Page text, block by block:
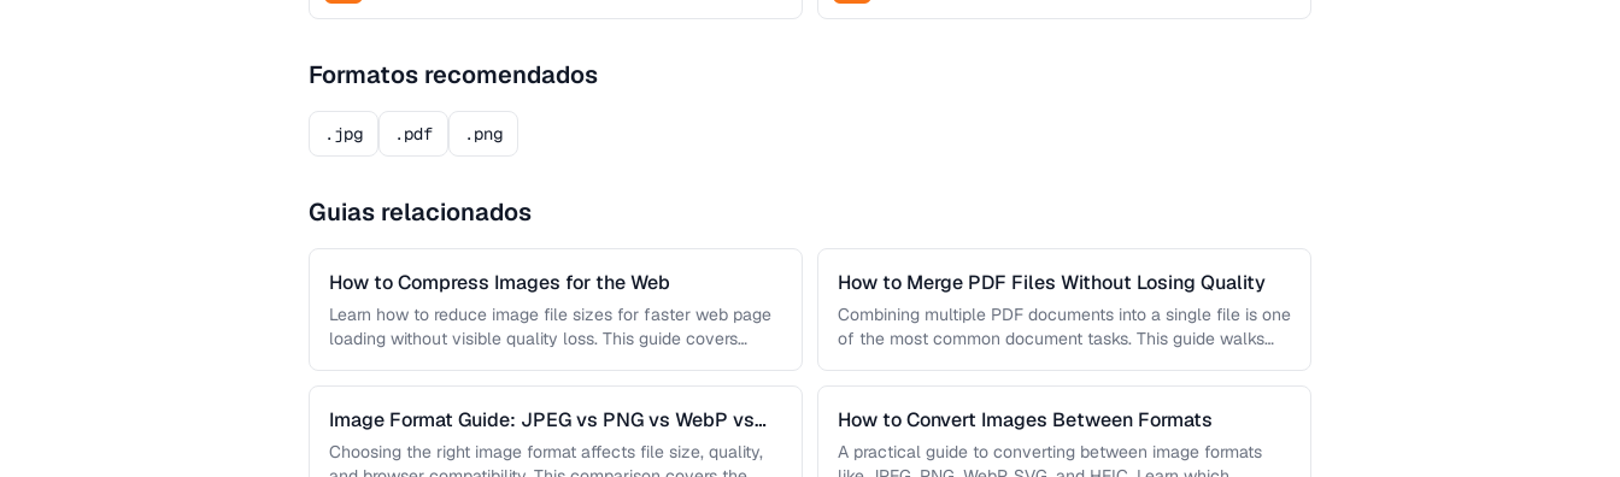
Formatos recomendados
.jpg .pdf .png
Guias relacionados
How to Compress Images for the Web
Learn how to reduce image file sizes for faster web page
loading without visible quality loss. This guide covers
How to Merge PDF Files Without Losing Quality
Combining multiple PDF documents into a single file is one
of the most common document tasks. This guide walks
Image Format Guide: JPEG vs PNG vs WebP vs
AVIF
Choosing the right image format affects file size, quality,
How to Convert Images Between Formats
A practical guide to converting between image formats